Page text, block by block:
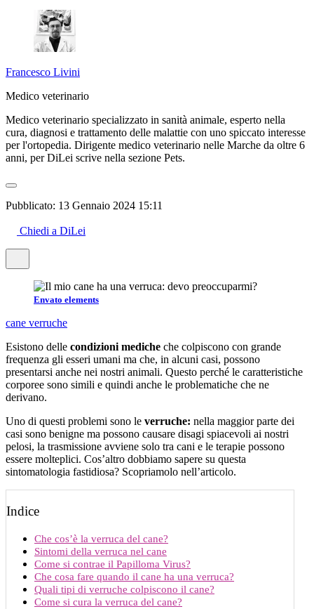
Francesco Livini
Medico veterinario
Medico veterinario specializzato in sanità animale, esperto nella
cura, diagnosi e trattamento delle malattie con uno spiccato interesse
per l'ortopedia. Dirigente medico veterinario nelle Marche da oltre 6
anni, per DiLei scrive nella sezione Pets.
Pubblicato: 13 Gennaio 2024 15:11
Chiedi a DiLei
Envato elements
cane verruche
Esistono delle condizioni mediche che colpiscono con grande
frequenza gli esseri umani ma che, in alcuni casi, possono
presentarsi anche nei nostri animali. Questo perché le caratteristiche
corporee sono simili e quindi anche le problematiche che ne
derivano.
Uno di questi problemi sono le verruche: nella maggior parte dei
casi sono benigne ma possono causare disagi spiacevoli ai nostri
pelosi, la trasmissione avviene solo tra cani e le terapie possono
essere molteplici. Cos’altro dobbiamo sapere su questa
sintomatologia fastidiosa? Scopriamolo nell’articolo.
Indice
Che cos’è la verruca del cane?
Sintomi della verruca nel cane
Come si contrae il Papilloma Virus?
Che cosa fare quando il cane ha una verruca?
Quali tipi di verruche colpiscono il cane?
Come si cura la verruca del cane?